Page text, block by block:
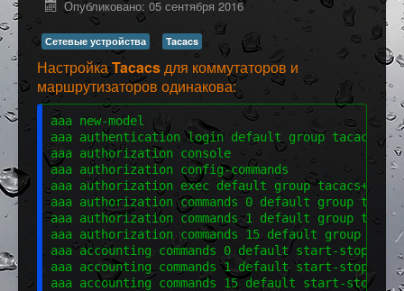
Программное обеспечение
Разное
Опубликовано: 05 сентября 2016
Сетевые устройства Tacacs
НастройкаTacacsдля коммутаторов и
маршрутизаторов одинакова:
aaa new-model
aaa authentication login default group tacacs+
aaa authorization console
aaa authorization config-commands
aaa authorization exec default group tacacs+ none
aaa authorization commands 0 default group
aaa authorization commands 1 default group
aaa authorization commands 15 default group
aaa accounting commands 0 default start-stop
aaa accounting commands 1 default start-stop
aaa accounting commands 15 default start-stop